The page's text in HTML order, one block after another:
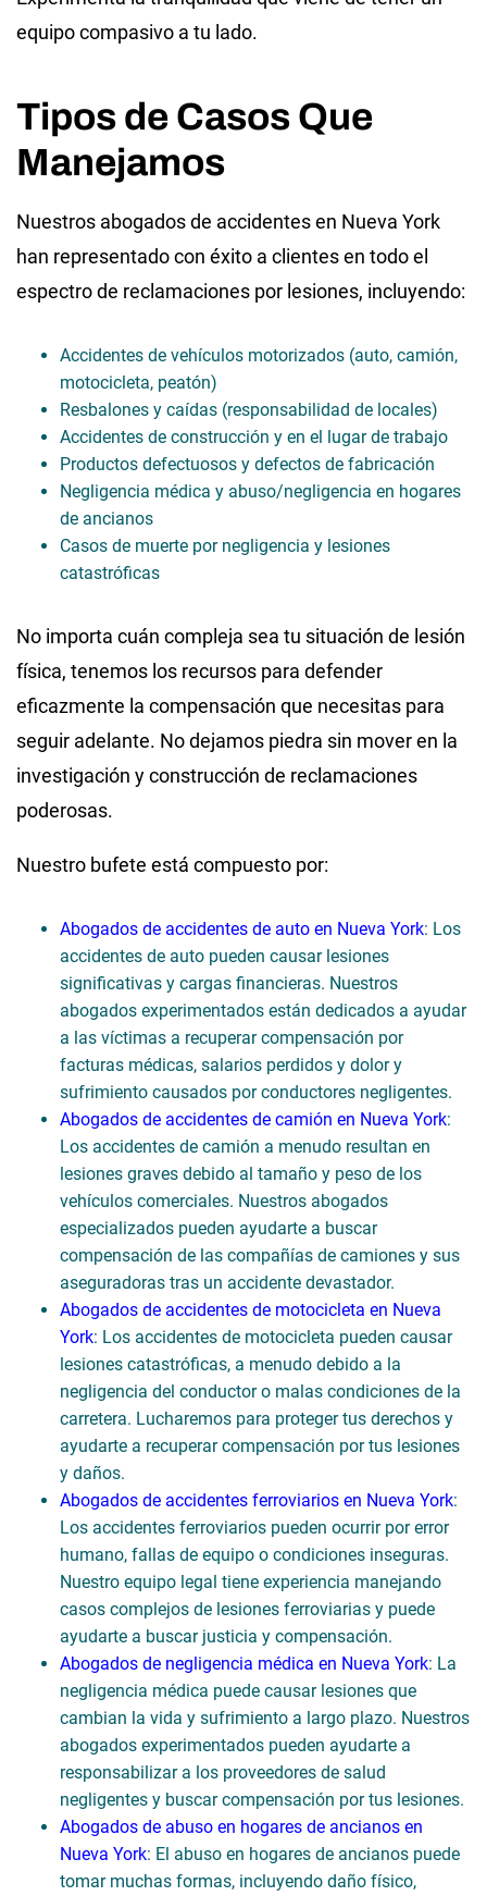
equipo compasivo a tu lado.
Tipos de Casos Que
Manejamos
Nuestros abogados de accidentes en Nueva York
han representado con éxito a clientes en todo el
espectro de reclamaciones por lesiones, incluyendo:
Accidentes de vehículos motorizados (auto, camión,
motocicleta, peatón)
Resbalones y caídas (responsabilidad de locales)
Accidentes de construcción y en el lugar de trabajo
Productos defectuosos y defectos de fabricación
Negligencia médica y abuso/negligencia en hogares
de ancianos
Casos de muerte por negligencia y lesiones
catastróficas
No importa cuán compleja sea tu situación de lesión
física, tenemos los recursos para defender
eficazmente la compensación que necesitas para
seguir adelante. No dejamos piedra sin mover en la
investigación y construcción de reclamaciones
poderosas.
Nuestro bufete está compuesto por:
Abogados de accidentes de auto en Nueva York: Los
accidentes de auto pueden causar lesiones
significativas y cargas financieras. Nuestros
abogados experimentados están dedicados a ayudar
a las víctimas a recuperar compensación por
facturas médicas, salarios perdidos y dolor y
sufrimiento causados por conductores negligentes.
Abogados de accidentes de camión en Nueva York:
Los accidentes de camión a menudo resultan en
lesiones graves debido al tamaño y peso de los
vehículos comerciales. Nuestros abogados
especializados pueden ayudarte a buscar
compensación de las compañías de camiones y sus
aseguradoras tras un accidente devastador.
Abogados de accidentes de motocicleta en Nueva
York: Los accidentes de motocicleta pueden causar
lesiones catastróficas, a menudo debido a la
negligencia del conductor o malas condiciones de la
carretera. Lucharemos para proteger tus derechos y
ayudarte a recuperar compensación por tus lesiones
y daños.
Abogados de accidentes ferroviarios en Nueva York:
Los accidentes ferroviarios pueden ocurrir por error
humano, fallas de equipo o condiciones inseguras.
Nuestro equipo legal tiene experiencia manejando
casos complejos de lesiones ferroviarias y puede
ayudarte a buscar justicia y compensación.
Abogados de negligencia médica en Nueva York: La
negligencia médica puede causar lesiones que
cambian la vida y sufrimiento a largo plazo. Nuestros
abogados experimentados pueden ayudarte a
responsabilizar a los proveedores de salud
negligentes y buscar compensación por tus lesiones.
Abogados de abuso en hogares de ancianos en
Nueva York: El abuso en hogares de ancianos puede
tomar muchas formas, incluyendo daño físico,